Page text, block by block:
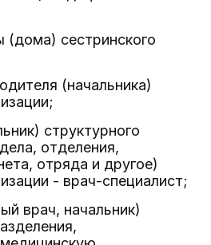
(дома) сестринского
(начальника)
структурного
отделения,
отряда и другое)
- врач-специалист;
врач, начальник)